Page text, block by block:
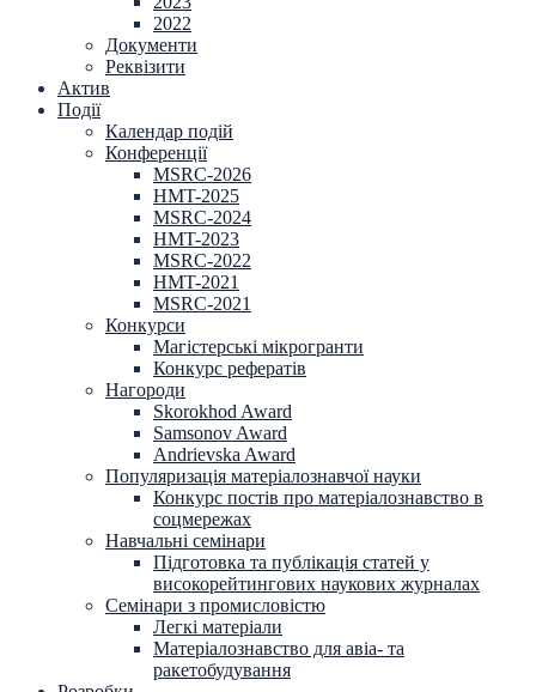
2022
Документи
Реквізити
Актив
Події
Календар подій
Конференції
MSRC-2026
HMT-2025
MSRC-2024
HMT-2023
MSRC-2022
HMT-2021
MSRC-2021
Конкурси
Магістерські мікрогранти
Конкурс рефератів
Нагороди
Skorokhod Award
Samsonov Award
Andrievska Award
Популяризація матеріалознавчої науки
Конкурс постів про матеріалознавство в
соцмережах
Навчальні семінари
Підготовка та публікація статей у
високорейтингових наукових журналах
Семінари з промисловістю
Легкі матеріали
Матеріалознавство для авіа- та
ракетобудування